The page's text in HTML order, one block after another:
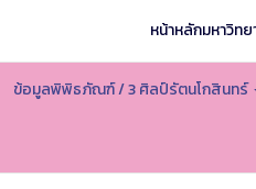
หน้าหลักมหาวิท
ข้อมูลพิพิธภัณฑ์ / 3 ศิลป์รัตนโกสินทร์